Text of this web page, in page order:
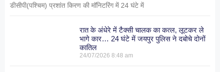
डीसीपी(पश्चिम) प्रशांत किरण की मॉनिटरिंग में 24 घंटे में
रात के अंधेरे में टैक्सी चालक का कत्ल, लूटकर ले
भागे कार… 24 घंटे में जयपुर पुलिस ने दबोचे दोनों
कातिल
24/07/20268:48 am